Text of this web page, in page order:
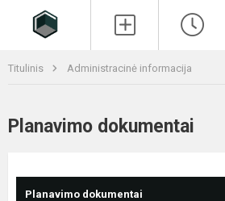
Titulinis Administracinė informacija
Planavimo dokumentai
Planavimo dokumentai